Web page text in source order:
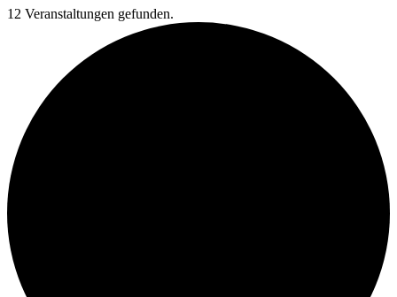
12 Veranstaltungen gefunden.